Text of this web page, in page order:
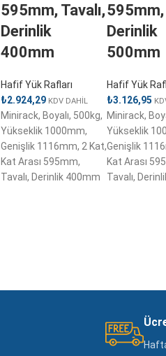
595mm, Tavalı,
Derinlik
400mm
Hafif Yük Rafları
₺2.924,29 KDV DAHİL
Minirack, Boyalı, 500kg,
Yükseklik 1000mm,
Genişlik 1116mm, 2 Kat,
Kat Arası 595mm,
Tavalı, Derinlik 400mm
595mm,
Derinlik
500mm
Hafif Yük
₺3.126,95
Minirack,
Yükseklik
Genişlik
Kat Arası
Tavalı,